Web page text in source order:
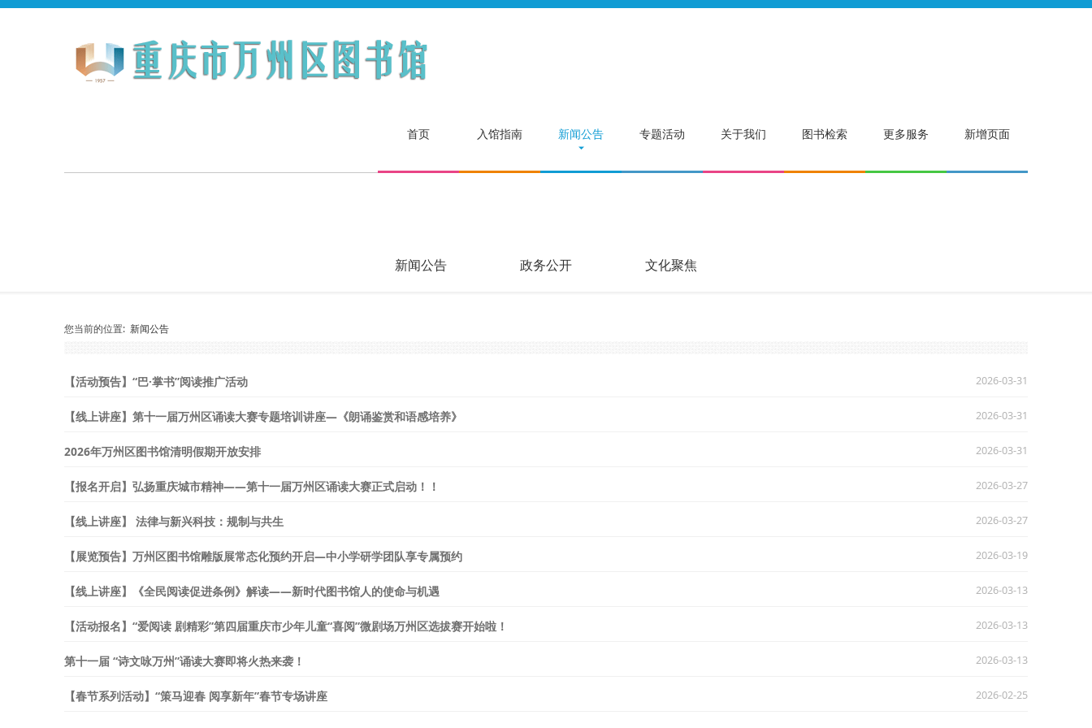
首页 入馆指南 新闻公告 专题活动 关于我们 图书检索 更多服务 新增页面
新闻公告 政务公开 文化聚焦
您当前的位置: 新闻公告
【活动预告】“巴·掌书”阅读推广活动 2026-03-31
【线上讲座】第十一届万州区诵读大赛专题培训讲座—《朗诵鉴赏和语感培养》 2026-03-31
2026年万州区图书馆清明假期开放安排 2026-03-31
【报名开启】弘扬重庆城市精神——第十一届万州区诵读大赛正式启动！！ 2026-03-27
【线上讲座】 法律与新兴科技：规制与共生 2026-03-27
【展览预告】万州区图书馆雕版展常态化预约开启—中小学研学团队享专属预约 2026-03-19
【线上讲座】《全民阅读促进条例》解读——新时代图书馆人的使命与机遇 2026-03-13
【活动报名】“爱阅读 剧精彩”第四届重庆市少年儿童“喜阅”微剧场万州区选拔赛开始啦！ 2026-03-13
第十一届 “诗文咏万州”诵读大赛即将火热来袭！ 2026-03-13
【春节系列活动】“策马迎春 阅享新年”春节专场讲座 2026-02-25